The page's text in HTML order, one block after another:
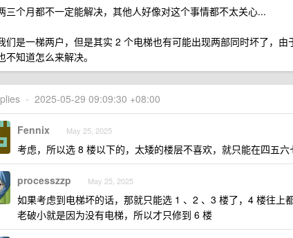
三个月都不一定能解决，其他人好像对这个事情都不太关心...
们是一梯两户，但是其实 2 个电梯也有可能出现两部同时坏了，由
不知道怎么来解决。
• 2025-05-29 09:09:30 +08:00
Fennix May 25, 2025
考虑，所以选 8 楼以下的，太矮的楼层不喜欢，就只能在四五六
processzzp May 25, 2025
如果考虑到电梯坏的话，那就只能选 1 、2 、3 楼了，4 楼往上
老破小就是因为没有电梯，所以才只修到 6 楼